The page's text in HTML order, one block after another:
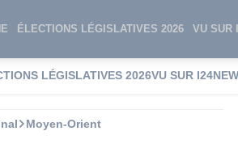
ÉLECTIONS LÉGISLATIVES 2026 VU SUR
LÉGISLATIVES 2026VU SUR
Moyen-Orient